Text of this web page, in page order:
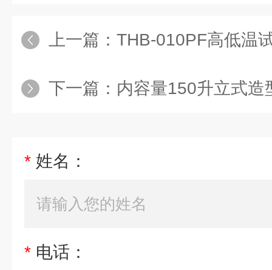
上一篇： THB-010PF高低温
下一篇： 内容量150升立式造型
* 姓名：
* 电话：